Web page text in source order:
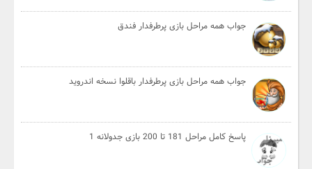
جواب همه مراحل بازی پرطرفدار فندق
جواب همه مراحل بازی پرطرفدار باقلوا نسخه اندروید
پاسخ کامل مراحل 181 تا 200 بازی جدولانه 1